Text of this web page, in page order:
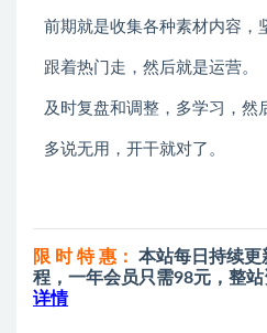
前期就是收集各种素材内容，
跟着热门走，然后就是运营。
及时复盘和调整，多学习，然
多说无用，开干就对了。
限 时 特 惠：
本站每日持续更
程，一年会员只需98元，整
详情